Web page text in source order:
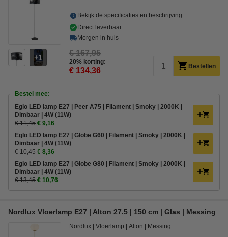
1
Bekijk de specificaties en beschrijving
Direct leverbaar
Morgen in huis
€ 167,95
20% korting:
€ 134,36 Bestellen
Bestel mee:
Eglo LED lamp E27 | Peer A75 | Filament | Smoky | 2000K |
Dimbaar | 4W (11W)
€ 11,45 € 9,16
Eglo LED lamp E27 | Globe G60 | Filament | Smoky | 2000K |
Dimbaar | 4W (11W)
€ 10,45 € 8,36
Eglo LED lamp E27 | Globe G80 | Filament | Smoky | 2000K |
Dimbaar | 4W (11W)
€ 13,45 € 10,76
Nordlux Vloerlamp E27 | Alton 27.5 | 150 cm | Glas | Messing
Nordlux Vloerlamp Alton Messing